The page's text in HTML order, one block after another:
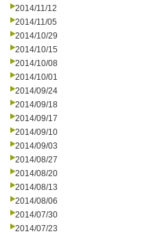
2014/11/12
2014/11/05
2014/10/29
2014/10/15
2014/10/08
2014/10/01
2014/09/24
2014/09/18
2014/09/17
2014/09/10
2014/09/03
2014/08/27
2014/08/20
2014/08/13
2014/08/06
2014/07/30
2014/07/23